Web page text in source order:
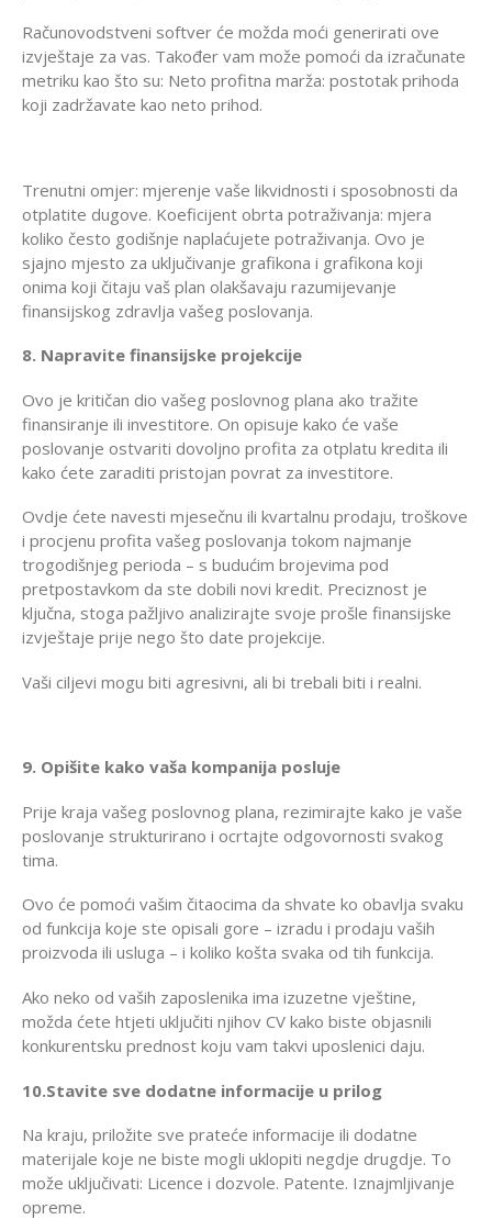
Računovodstveni softver će možda moći generirati ove
izvještaje za vas. Također vam može pomoći da izračunate
metriku kao što su: Neto profitna marža: postotak prihoda
koji zadržavate kao neto prihod.
Trenutni omjer: mjerenje vaše likvidnosti i sposobnosti da
otplatite dugove. Koeficijent obrta potraživanja: mjera
koliko često godišnje naplaćujete potraživanja. Ovo je
sjajno mjesto za uključivanje grafikona i grafikona koji
onima koji čitaju vaš plan olakšavaju razumijevanje
finansijskog zdravlja vašeg poslovanja.
8. Napravite finansijske projekcije
Ovo je kritičan dio vašeg poslovnog plana ako tražite
finansiranje ili investitore. On opisuje kako će vaše
poslovanje ostvariti dovoljno profita za otplatu kredita ili
kako ćete zaraditi pristojan povrat za investitore.
Ovdje ćete navesti mjesečnu ili kvartalnu prodaju, troškove
i procjenu profita vašeg poslovanja tokom najmanje
trogodišnjeg perioda – s budućim brojevima pod
pretpostavkom da ste dobili novi kredit. Preciznost je
ključna, stoga pažljivo analizirajte svoje prošle finansijske
izvještaje prije nego što date projekcije.
Vaši ciljevi mogu biti agresivni, ali bi trebali biti i realni.
9. Opišite kako vaša kompanija posluje
Prije kraja vašeg poslovnog plana, rezimirajte kako je vaše
poslovanje strukturirano i ocrtajte odgovornosti svakog
tima.
Ovo će pomoći vašim čitaocima da shvate ko obavlja svaku
od funkcija koje ste opisali gore – izradu i prodaju vaših
proizvoda ili usluga – i koliko košta svaka od tih funkcija.
Ako neko od vaših zaposlenika ima izuzetne vještine,
možda ćete htjeti uključiti njihov CV kako biste objasnili
konkurentsku prednost koju vam takvi uposlenici daju.
10.Stavite sve dodatne informacije u prilog
Na kraju, priložite sve prateće informacije ili dodatne
materijale koje ne biste mogli uklopiti negdje drugdje. To
može uključivati: Licence i dozvole. Patente. Iznajmljivanje
opreme.